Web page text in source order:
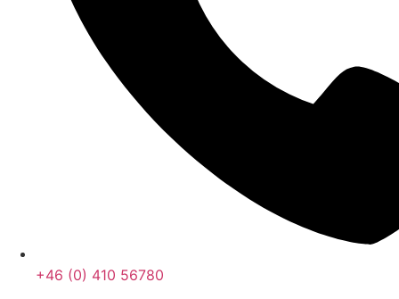
+46 (0) 410 56780